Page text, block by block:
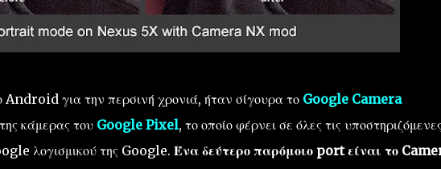
για την περσινή χρονιά, ήταν σίγουρα το Google Camera
κάμερας του Google Pixel, το οποίο φέρνει σε όλες τις υποστηριζόμενες
λογισμικού της Google. Ένα δεύτερο παρόμοιο port είναι το